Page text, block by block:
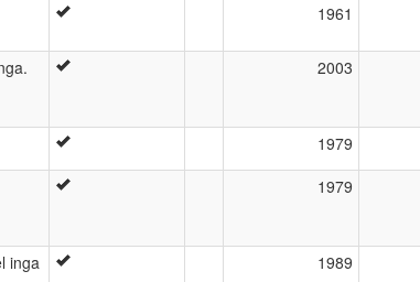
1961
2003
1979
1979
inga 1989